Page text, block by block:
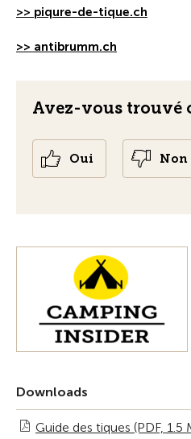
>> piqure-de-tique.ch
>> antibrumm.ch
Avez-vous trouvé
Oui Non
Downloads
Guide des tiques (PDF, 1.5